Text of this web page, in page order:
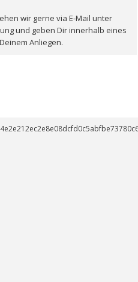
wir gerne via E-Mail unter
und geben Dir innerhalb eines
Anliegen.